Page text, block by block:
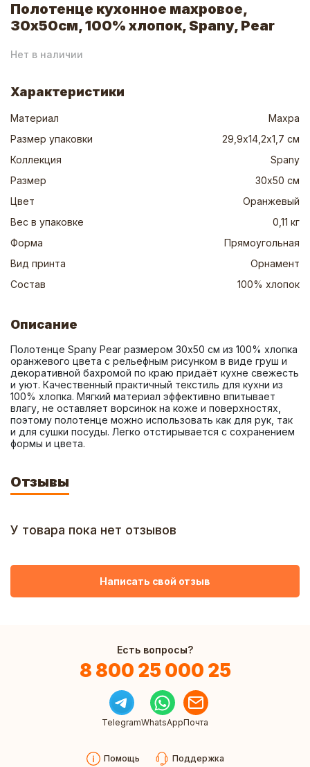
Полотенце кухонное махровое,
30х50см, 100% хлопок, Spany, Pear
Нет в наличии
Характеристики
Материал
Махра
Размер упаковки
29,9х14,2х1,7 см
Коллекция
Spany
Размер
30х50 см
Цвет
Оранжевый
Вес в упаковке
0,11 кг
Форма
Прямоугольная
Вид принта
Орнамент
Состав
100% хлопок
Описание
Полотенце Spany Pear размером 30х50 см из 100% хлопка
оранжевого цвета с рельефным рисунком в виде груш и
декоративной бахромой по краю придаёт кухне свежесть
и уют. Качественный практичный текстиль для кухни из
100% хлопка. Мягкий материал эффективно впитывает
влагу, не оставляет ворсинок на коже и поверхностях,
поэтому полотенце можно использовать как для рук, так
и для сушки посуды. Легко отстирывается с сохранением
формы и цвета.
Отзывы
У товара пока нет отзывов
Написать свой отзыв
Есть вопросы?
8 800 25 000 25
TelegramWhatsAppПочта
Помощь Поддержка